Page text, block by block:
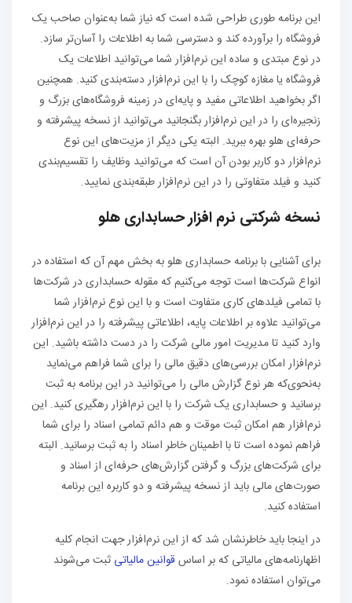
این برنامه طوری طراحی شده است که نیاز شما به‌عنوان صاحب یک
فروشگاه را برآورده کند و دسترسی شما به اطلاعات را آسان‌تر سازد.
در نوع مبتدی و ساده این نرم‌افزار شما می‌توانید اطلاعات یک
فروشگاه یا مغازه کوچک را با این نرم‌افزار دسته‌بندی کنید. همچنین
اگر بخواهید اطلاعاتی مفید و پایه‌ای در زمینه فروشگاه‌های بزرگ و
زنجیره‌ای را در این نرم‌افزار بگنجانید می‌توانید از نسخه پیشرفته و
حرفه‌ای هلو بهره ببرید. البته یکی دیگر از مزیت‌های این نوع
نرم‌افزار دو کاربر بودن آن است که می‌توانید وظایف را تقسیم‌بندی
کنید و فیلد متفاوتی را در این نرم‌افزار طبقه‌بندی نمایید.
نسخه شرکتی نرم افزار حسابداری هلو
برای آشنایی با برنامه حسابداری هلو به بخش مهم آن که استفاده در
انواع شرکت‌ها است توجه می‌کنیم که مقوله حسابداری در شرکت‌ها
با تمامی فیلدهای کاری متفاوت است و با این نوع نرم‌افزار شما
می‌توانید علاوه بر اطلاعات پایه، اطلاعاتی پیشرفته را در این نرم‌افزار
وارد کنید تا مدیریت امور مالی شرکت را در دست داشته باشید. این
نرم‌افزار امکان بررسی‌های دقیق مالی را برای شما فراهم می‌نماید
به‌نحوی‌که هر نوع گزارش مالی را می‌توانید در این برنامه به ثبت
برسانید و حسابداری یک شرکت را با این نرم‌افزار رهگیری کنید. این
نرم‌افزار هم امکان ثبت موقت و هم دائم تمامی اسناد را برای شما
فراهم نموده است تا با اطمینان خاطر اسناد را به ثبت برسانید. البته
برای شرکت‌های بزرگ و گرفتن گزارش‌های حرفه‌ای از اسناد و
صورت‌های مالی باید از نسخه پیشرفته و دو کاربره این برنامه
استفاده کنید.
در اینجا باید خاطرنشان شد که از این نرم‌افزار جهت انجام کلیه
اظهارنامه‌های مالیاتی که بر اساس قوانین مالیاتی ثبت می‌شوند
می‌توان استفاده نمود.